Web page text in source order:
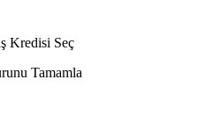
Kredisi Seç
Tamamla